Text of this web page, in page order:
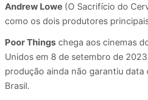
Andrew Lowe (O Sacrifício do
como os dois produtores
Poor Things chega aos cinemas
Unidos em 8 de setembro de
produção ainda não garantiu data
Brasil.